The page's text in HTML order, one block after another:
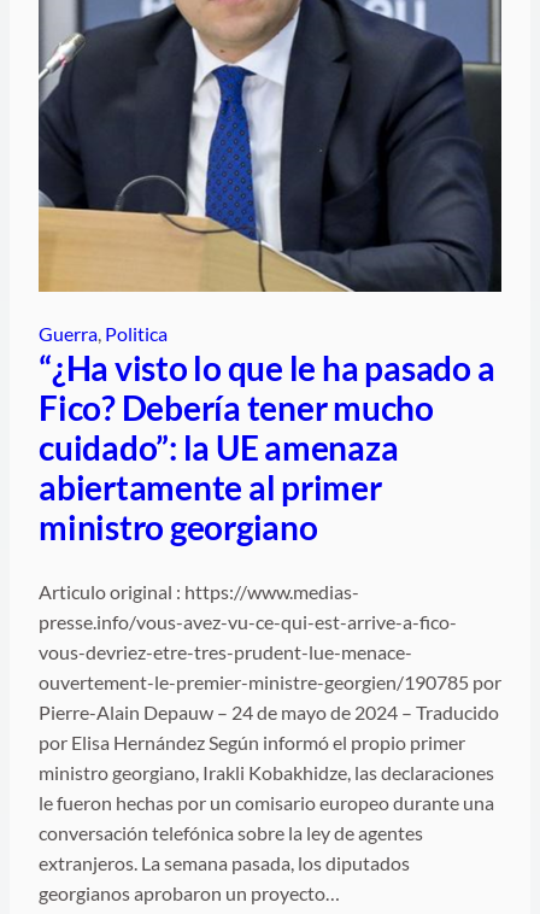
Guerra, Politica
“¿Ha visto lo que le ha pasado a
Fico? Debería tener mucho
cuidado”: la UE amenaza
abiertamente al primer
ministro georgiano
Articulo original : https://www.medias-
presse.info/vous-avez-vu-ce-qui-est-arrive-a-fico-
vous-devriez-etre-tres-prudent-lue-menace-
ouvertement-le-premier-ministre-georgien/190785 por
Pierre-Alain Depauw – 24 de mayo de 2024 – Traducido
por Elisa Hernández Según informó el propio primer
ministro georgiano, Irakli Kobakhidze, las declaraciones
le fueron hechas por un comisario europeo durante una
conversación telefónica sobre la ley de agentes
extranjeros. La semana pasada, los diputados
georgianos aprobaron un proyecto…